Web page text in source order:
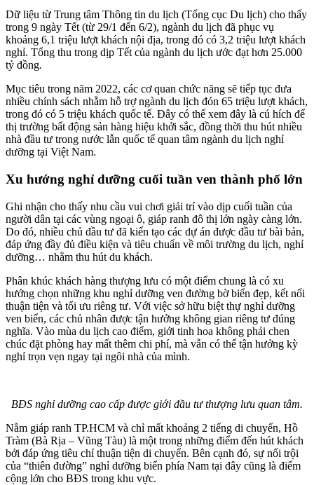
Dữ liệu từ Trung tâm Thông tin du lịch (Tổng cục Du lịch) cho thấy
trong 9 ngày Tết (từ 29/1 đến 6/2), ngành du lịch đã phục vụ
khoảng 6,1 triệu lượt khách nội địa, trong đó có 3,2 triệu lượt khách
nghỉ. Tổng thu trong dịp Tết của ngành du lịch ước đạt hơn 25.000
tỷ đồng.
Mục tiêu trong năm 2022, các cơ quan chức năng sẽ tiếp tục đưa
nhiều chính sách nhằm hỗ trợ ngành du lịch đón 65 triệu lượt khách,
trong đó có 5 triệu khách quốc tế. Đây có thể xem đây là cú hích để
thị trường bất động sản hàng hiệu khởi sắc, đồng thời thu hút nhiều
nhà đầu tư trong nước lẫn quốc tế quan tâm ngành du lịch nghỉ
dưỡng tại Việt Nam.
Xu hướng nghỉ dưỡng cuối tuần ven thành phố lớn
Ghi nhận cho thấy nhu cầu vui chơi giải trí vào dịp cuối tuần của
người dân tại các vùng ngoại ô, giáp ranh đô thị lớn ngày càng lớn.
Do đó, nhiều chủ đầu tư đã kiến tạo các dự án được đầu tư bài bản,
đáp ứng đầy đủ điều kiện và tiêu chuẩn về môi trường du lịch, nghỉ
dưỡng… nhằm thu hút du khách.
Phân khúc khách hàng thượng lưu có một điểm chung là có xu
hướng chọn những khu nghỉ dưỡng ven đường bờ biển đẹp, kết nối
thuận tiện và tối ưu riêng tư. Với việc sở hữu biệt thự nghỉ dưỡng
ven biển, các chủ nhân được tận hưởng không gian riêng tư đúng
nghĩa. Vào mùa du lịch cao điểm, giới tinh hoa không phải chen
chúc đặt phòng hay mất thêm chi phí, mà vẫn có thể tận hưởng kỳ
nghỉ trọn vẹn ngay tại ngôi nhà của mình.
BĐS nghỉ dưỡng cao cấp được giới đầu tư thượng lưu quan tâm.
Nằm giáp ranh TP.HCM và chỉ mất khoảng 2 tiếng di chuyển, Hồ
Tràm (Bà Rịa – Vũng Tàu) là một trong những điểm đến hút khách
bởi đáp ứng tiêu chí thuận tiện di chuyển. Bên cạnh đó, sự nổi trội
của “thiên đường” nghỉ dưỡng biển phía Nam tại đây cũng là điểm
cộng lớn cho BĐS trong khu vực.